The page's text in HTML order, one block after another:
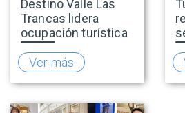
Destino Valle Las
Trancas lidera
ocupación turística
nacional durante
vacaciones de
invierno y proyecta
una positiva
temporada
Ver más